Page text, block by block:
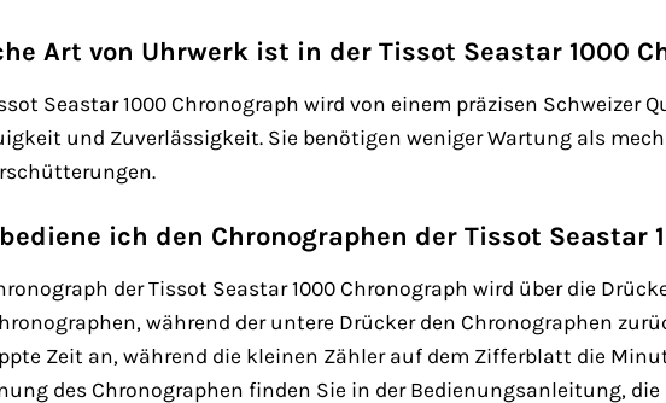
Art von Uhrwerk ist in der Tissot Seastar 1000
Seastar 1000 Chronograph wird von einem präzisen Schweizer
und Zuverlässigkeit. Sie benötigen weniger Wartung als
ich den Chronographen der Tissot Seastar
der Tissot Seastar 1000 Chronograph wird über die
während der untere Drücker den Chronographen
Zeit an, während die kleinen Zähler auf dem Zifferblatt die
des Chronographen finden Sie in der Bedienungsanleitung, die